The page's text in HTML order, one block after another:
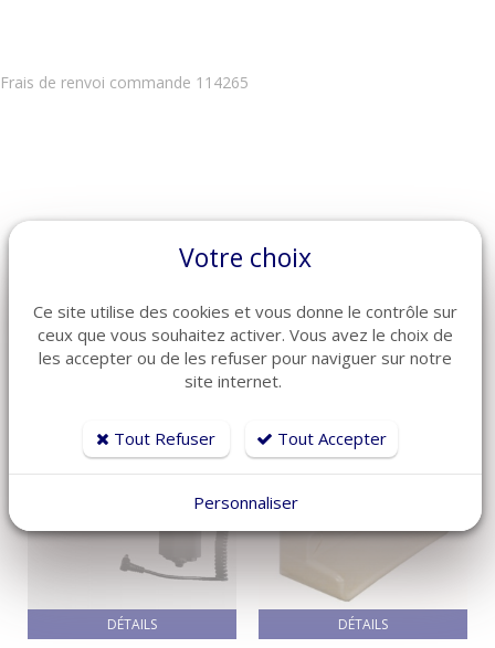
Frais de renvoi commande 114265
ARTICLES CONNEXES
Découvrez également ces produits plébiscités par nos clients
DÉTAILS DÉTAILS
TARIF DEGRESSIF
Votre choix
Ce site utilise des cookies et vous donne le contrôle sur
ceux que vous souhaitez activer. Vous avez le choix de
les accepter ou de les refuser pour naviguer sur notre
site internet.
Tout Refuser Tout Accepter
Personnaliser